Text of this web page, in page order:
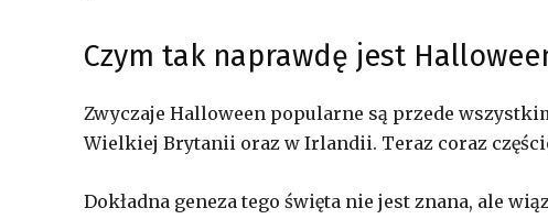
Czym tak naprawdę jest
Zwyczaje Halloween popularne są przede
Wielkiej Brytanii oraz w Irlandii. Teraz coraz
Dokładna geneza tego święta nie jest znana, ale